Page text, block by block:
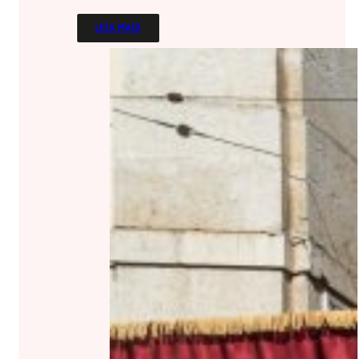
LEIA MAIS